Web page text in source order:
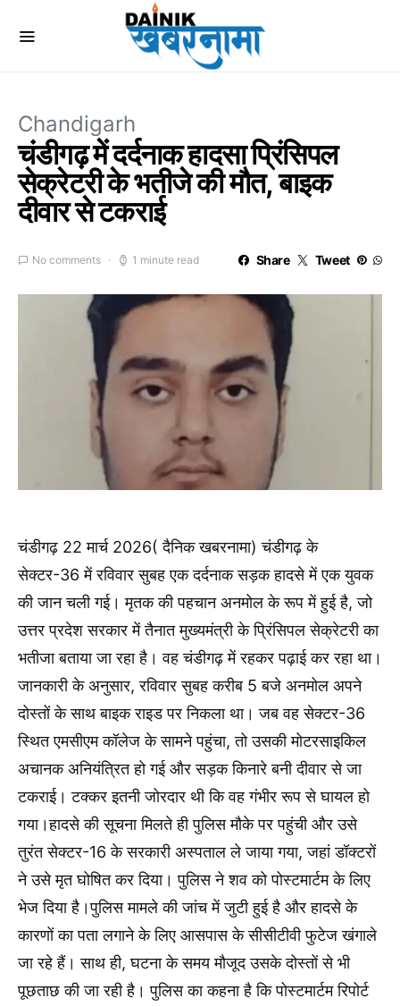
Chandigarh
चंडीगढ़ में दर्दनाक हादसा प्रिंसिपल
सेक्रेटरी के भतीजे की मौत, बाइक
दीवार से टकराई
No comments 1 minute read Share Tweet
चंडीगढ़ 22 मार्च 2026( दैनिक खबरनामा) चंडीगढ़ के
सेक्टर-36 में रविवार सुबह एक दर्दनाक सड़क हादसे में एक युवक
की जान चली गई। मृतक की पहचान अनमोल के रूप में हुई है, जो
उत्तर प्रदेश सरकार में तैनात मुख्यमंत्री के प्रिंसिपल सेक्रेटरी का
भतीजा बताया जा रहा है। वह चंडीगढ़ में रहकर पढ़ाई कर रहा था।
जानकारी के अनुसार, रविवार सुबह करीब 5 बजे अनमोल अपने
दोस्तों के साथ बाइक राइड पर निकला था। जब वह सेक्टर-36
स्थित एमसीएम कॉलेज के सामने पहुंचा, तो उसकी मोटरसाइकिल
अचानक अनियंत्रित हो गई और सड़क किनारे बनी दीवार से जा
टकराई। टक्कर इतनी जोरदार थी कि वह गंभीर रूप से घायल हो
गया।हादसे की सूचना मिलते ही पुलिस मौके पर पहुंची और उसे
तुरंत सेक्टर-16 के सरकारी अस्पताल ले जाया गया, जहां डॉक्टरों
ने उसे मृत घोषित कर दिया। पुलिस ने शव को पोस्टमार्टम के लिए
भेज दिया है।पुलिस मामले की जांच में जुटी हुई है और हादसे के
कारणों का पता लगाने के लिए आसपास के सीसीटीवी फुटेज खंगाले
जा रहे हैं। साथ ही, घटना के समय मौजूद उसके दोस्तों से भी
पूछताछ की जा रही है। पुलिस का कहना है कि पोस्टमार्टम रिपोर्ट